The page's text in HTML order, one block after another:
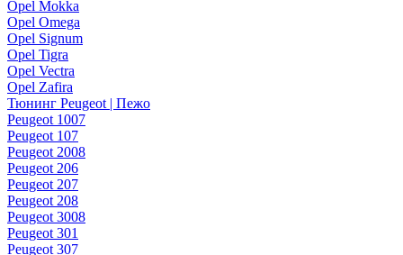
Opel Mokka
Opel Omega
Opel Signum
Opel Tigra
Opel Vectra
Opel Zafira
Тюнинг Peugeot | Пежо
Peugeot 1007
Peugeot 107
Peugeot 2008
Peugeot 206
Peugeot 207
Peugeot 208
Peugeot 3008
Peugeot 301
Peugeot 307